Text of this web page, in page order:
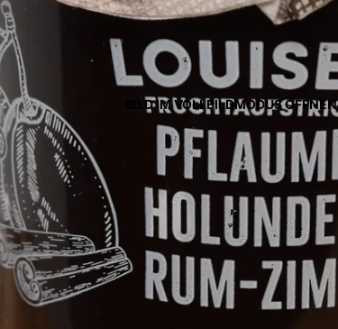
BILD IM VOLLBILDMODUS ÖFFNEN